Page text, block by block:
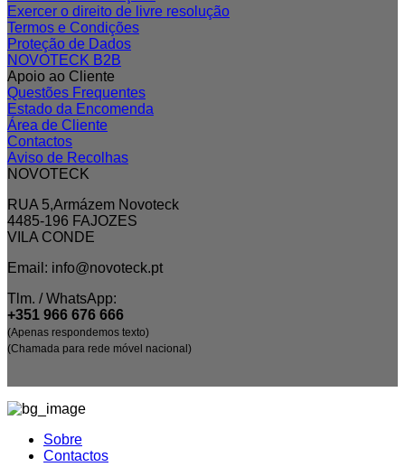
Exercer o direito de livre resolução
Termos e Condições
Proteção de Dados
NOVOTECK B2B
Apoio ao Cliente
Questões Frequentes
Estado da Encomenda
Área de Cliente
Contactos
Aviso de Recolhas
NOVOTECK
RUA 5,Armázem Novoteck
4485-196 FAJOZES
VILA CONDE
Email: info@novoteck.pt
Tlm. / WhatsApp:
+351 966 676 666
(Apenas respondemos texto)
(Chamada para rede móvel nacional)
Sobre
Contactos